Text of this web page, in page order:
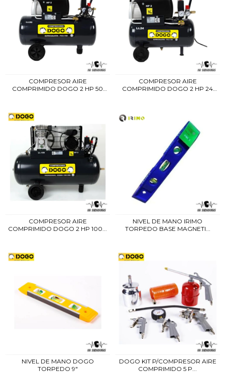
COMPRESOR AIRE
COMPRIMIDO DOGO 2 HP 50
COMPRESOR AIRE
COMPRIMIDO DOGO 2 HP 24
COMPRESOR AIRE
COMPRIMIDO DOGO 2 HP 100...
NIVEL DE MANO IRIMO
TORPEDO BASE MAGNETI...
NIVEL DE MANO DOGO
TORPEDO 9"
DOGO KIT P/COMPRESOR AIRE
COMPRIMIDO 5 P...